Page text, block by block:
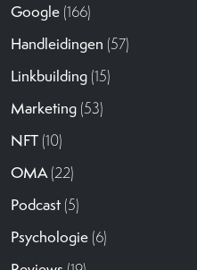
Google (166)
Handleidingen (57)
Linkbuilding (15)
Marketing (53)
NFT (10)
OMA(22)
Podcast (5)
Psychologie (6)